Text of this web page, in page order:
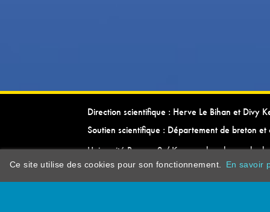
Direction scientifique : Herve Le Bihan et Divy
Soutien scientifique : Département de breton et
Université Rennes 2 / Kevrenn brezhoneg ha
Ce site utilise des cookies pour son fonctionnement. En savoir